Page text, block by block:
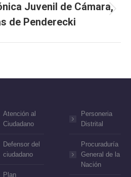
post:
Juvenil de Cámara,
de Penderecki
Atención al
Ciudadano
Defensor del
ciudadano
Plan
Personeria
Distrital
Procuraduría
General de la
Nación